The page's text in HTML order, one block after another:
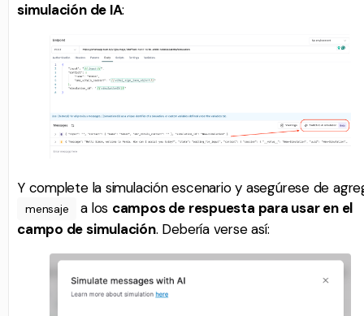
simulación de IA:
Y complete la simulación escenario y asegúrese de
mensaje a los campos de respuesta para usar en el
campo de simulación. Debería verse así: